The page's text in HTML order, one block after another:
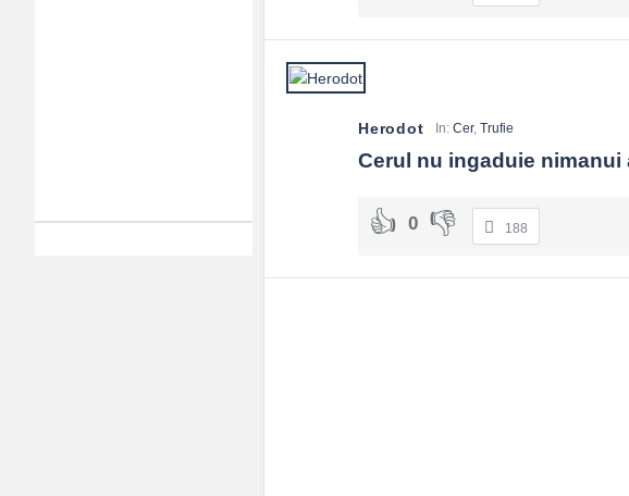
Herodot In: Cer, Trufie
Cerul nu ingaduie nimanui
0 188